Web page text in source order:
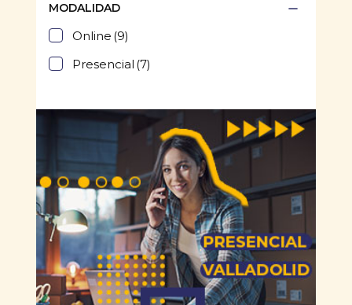
MODALIDAD
Online (9)
Presencial (7)